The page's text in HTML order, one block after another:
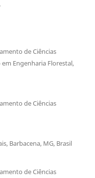
de Ciências
Engenharia Florestal,
de Ciências
Barbacena, MG, Brasil
de Ciências